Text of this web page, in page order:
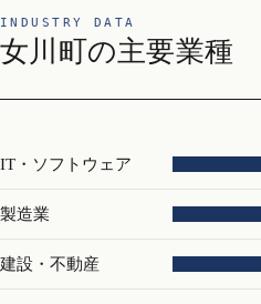
INDUSTRY DATA
女川町の主要業種
IT・ソフトウェア
製造業
建設・不動産